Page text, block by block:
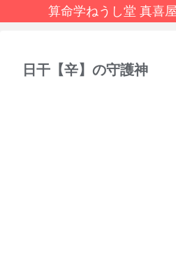
算命学ねうし堂 真喜
日干【辛】の守護神